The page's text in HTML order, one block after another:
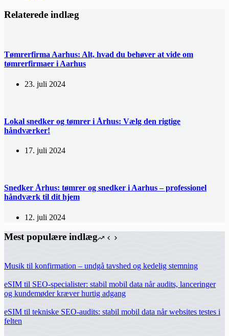
Relaterede indlæg
Tømrerfirma Aarhus: Alt, hvad du behøver at vide om
tømrerfirmaer i Aarhus
23. juli 2024
Lokal snedker og tømrer i Århus: Vælg den rigtige
håndværker!
17. juli 2024
Snedker Århus: tømrer og snedker i Aarhus – professionel
håndværk til dit hjem
12. juli 2024
Mest populære indlæg
Musik til konfirmation – undgå tavshed og kedelig stemning
eSIM til SEO-specialister: stabil mobil data når audits, lanceringer
og kundemøder kræver hurtig adgang
eSIM til tekniske SEO-audits: stabil mobil data når websites testes i
felten